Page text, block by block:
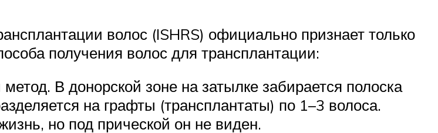
волос (ISHRS) официально признает только
получения волос для трансплантации:
В донорской зоне на затылке забирается полоска
на графты (трансплантаты) по 1–3 волоса.
но под прической он не виден.